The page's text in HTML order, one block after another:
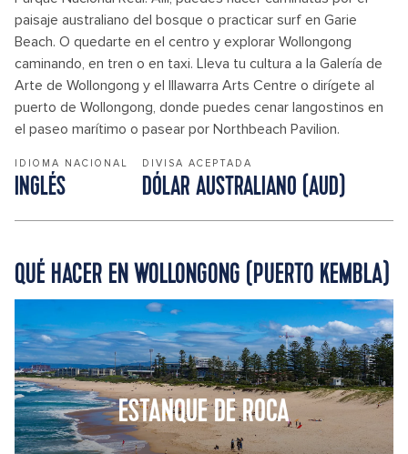
paisaje australiano del bosque o practicar surf en Garie
Beach. O quedarte en el centro y explorar Wollongong
caminando, en tren o en taxi. Lleva tu cultura a la Galería de
Arte de Wollongong y el Illawarra Arts Centre o dirígete al
puerto de Wollongong, donde puedes cenar langostinos en
el paseo marítimo o pasear por Northbeach Pavilion.
IDIOMA NACIONAL
INGLÉS
DIVISA ACEPTADA
DÓLAR AUSTRALIANO (AUD)
QUÉ HACER EN WOLLONGONG (PUERTO KEMBLA)
ESTANQUE DE ROCA